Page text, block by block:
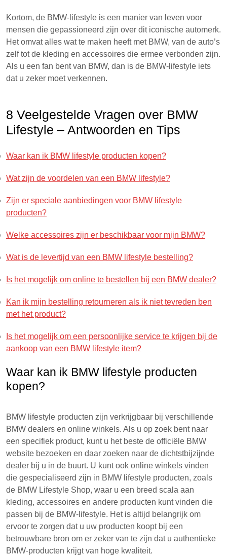
Kortom, de BMW-lifestyle is een manier van leven voor
mensen die gepassioneerd zijn over dit iconische automerk.
Het omvat alles wat te maken heeft met BMW, van de auto’s
zelf tot de kleding en accessoires die ermee verbonden zijn.
Als u een fan bent van BMW, dan is de BMW-lifestyle iets
dat u zeker moet verkennen.
8 Veelgestelde Vragen over BMW
Lifestyle – Antwoorden en Tips
Waar kan ik BMW lifestyle producten kopen?
Wat zijn de voordelen van een BMW lifestyle?
Zijn er speciale aanbiedingen voor BMW lifestyle
producten?
Welke accessoires zijn er beschikbaar voor mijn BMW?
Wat is de levertijd van een BMW lifestyle bestelling?
Is het mogelijk om online te bestellen bij een BMW dealer?
Kan ik mijn bestelling retourneren als ik niet tevreden ben
met het product?
Is het mogelijk om een persoonlijke service te krijgen bij de
aankoop van een BMW lifestyle item?
Waar kan ik BMW lifestyle producten
kopen?
BMW lifestyle producten zijn verkrijgbaar bij verschillende
BMW dealers en online winkels. Als u op zoek bent naar
een specifiek product, kunt u het beste de officiële BMW
website bezoeken en daar zoeken naar de dichtstbijzijnde
dealer bij u in de buurt. U kunt ook online winkels vinden
die gespecialiseerd zijn in BMW lifestyle producten, zoals
de BMW Lifestyle Shop, waar u een breed scala aan
kleding, accessoires en andere producten kunt vinden die
passen bij de BMW-lifestyle. Het is altijd belangrijk om
ervoor te zorgen dat u uw producten koopt bij een
betrouwbare bron om er zeker van te zijn dat u authentieke
BMW-producten krijgt van hoge kwaliteit.